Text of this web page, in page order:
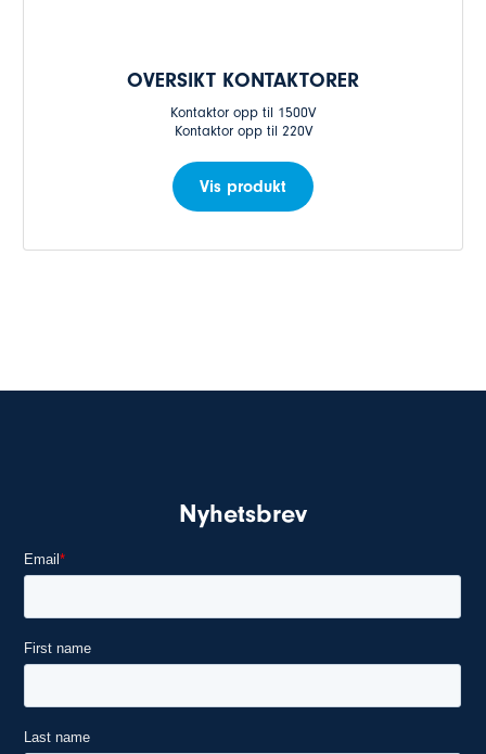
OVERSIKT KONTAKTORER
Kontaktor opp til 1500V
Kontaktor opp til 220V
Vis produkt
Nyhetsbrev